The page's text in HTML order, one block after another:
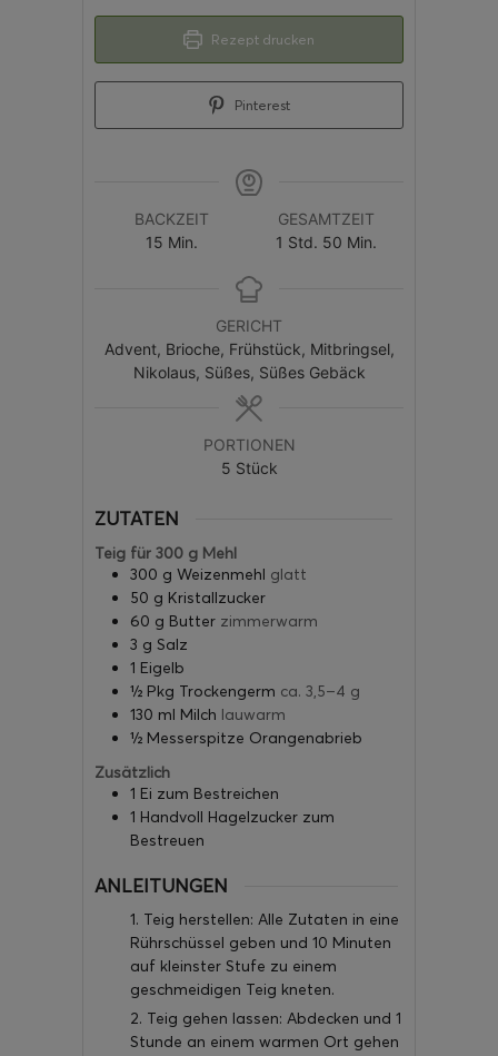
Rezept drucken
Pinterest
BACKZEIT
15 Min.
GESAMTZEIT
1 Std. 50 Min.
GERICHT
Advent, Brioche, Frühstück, Mitbringsel,
Nikolaus, Süßes, Süßes Gebäck
PORTIONEN
5 Stück
ZUTATEN
Teig für 300 g Mehl
300 g Weizenmehl glatt
50 g Kristallzucker
60 g Butter zimmerwarm
3 g Salz
1 Eigelb
½ Pkg Trockengerm ca. 3,5–4 g
130 ml Milch lauwarm
½ Messerspitze Orangenabrieb
Zusätzlich
1 Ei zum Bestreichen
1 Handvoll Hagelzucker zum
Bestreuen
ANLEITUNGEN
1. Teig herstellen: Alle Zutaten in eine
Rührschüssel geben und 10 Minuten
auf kleinster Stufe zu einem
geschmeidigen Teig kneten.
2. Teig gehen lassen: Abdecken und 1
Stunde an einem warmen Ort gehen